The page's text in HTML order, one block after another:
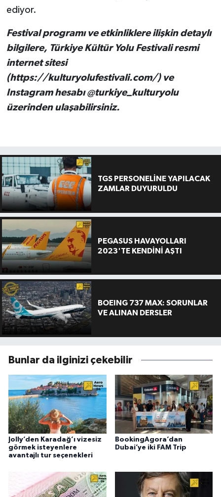
ediyor.
Festival programı ve etkinliklere ilişkin detaylı
bilgilere, Türkiye Kültür Yolu Festivali resmi
internet sitesi
(https://kulturyolufestivali.com/) ve
Instagram hesabı @turkiye_kulturyolu
üzerinden ulaşabilirsiniz.
TGS PERSONELİNE YAPILACAK
ZAMLAR DUYURULDU
PEGASUS HAVAYOLLARI
2023'TE KENDİNİ AŞTI
BOEING 737 MAX: SORUNLAR
VE ALINAN DERSLER
Bunlar da ilginizi çekebilir
Jolly’den Karadağ’ı vizesiz
görmek isteyenlere
avantajlı tur seçenekleri
BookingAgora’dan
Dubai’ye iki FAM Trip